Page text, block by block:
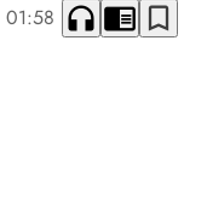
01:58 headphones chrome_reader_mode bookmark_border